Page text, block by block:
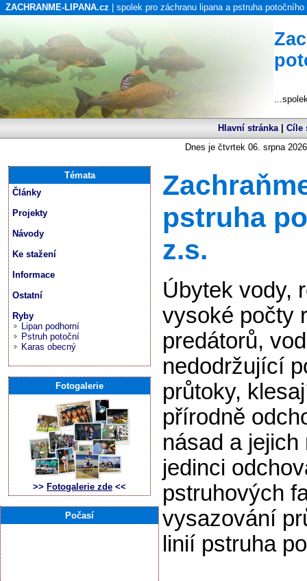
ZACHRANME-LIPANA.cz | spolek pro záchranu lipana a pstruha potočního
Hlavní stránka| Cíle
Dnes je čtvrtek 06. srpna
pstruha
z.s.
Úbytek vody,
vysoké počty
predátorů,
nedodržující
průtoky,
přírodně
násad a
jedinci
pstruhových
vysazování
linií pstruha
Témata
Články
Projekty
Návody
Ke stažení
Informace
Ostatní
Ryby
Lipan podhorní
Pstruh potoční
Karas obecný
Fotogalerie
>> Fotogalerie zde <<
Počasí